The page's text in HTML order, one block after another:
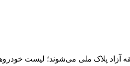
آزاد پلاک ملی می‌شوند؛ لیست